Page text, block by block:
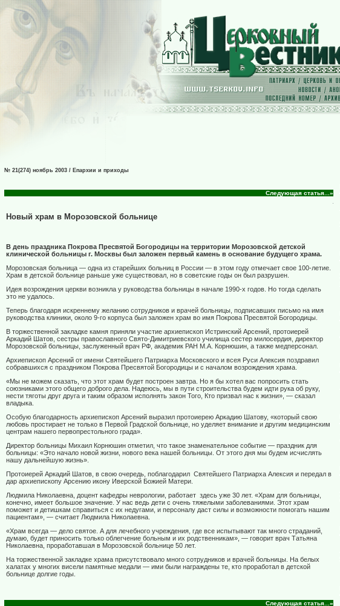
№ 21(274) ноябрь 2003 / Епархии и приходы
Следующая статья...»
Новый храм в Морозовской больнице
В день праздника Покрова Пресвятой Богородицы на территории Морозовской детской
клинической больницы г. Москвы был заложен первый камень в основание будущего храма.
Морозовская больница — одна из старейших больниц в России — в этом году отмечает свое 100-летие.
Храм в детской больнице раньше уже существовал, но в советские годы он был разрушен.
Идея возрождения церкви возникла у руководства больницы в начале 1990-х годов. Но тогда сделать
это не удалось.
Теперь благодаря искреннему желанию сотрудников и врачей больницы, подписавших письмо на имя
руководства клиники, около 9-го корпуса был заложен храм во имя Покрова Пресвятой Богородицы.
В торжественной закладке камня приняли участие архиепископ Истринский Арсений, протоиерей
Аркадий Шатов, сестры православного Свято-Димитриевского училища сестер милосердия, директор
Морозовской больницы, заслуженный врач РФ, академик РАН М.А. Корнюшин, а также медперсонал.
Архиепископ Арсений от имени Святейшего Патриарха Московского и всея Руси Алексия поздравил
собравшихся с праздником Покрова Пресвятой Богородицы и с началом возрождения храма.
«Мы не можем сказать, что этот храм будет построен завтра. Но я бы хотел вас попросить стать
союзниками этого общего доброго дела. Надеюсь, мы в пути строительства будем идти рука об руку,
нести тяготы друг друга и таким образом исполнять закон Того, Кто призвал нас к жизни», — сказал
владыка.
Особую благодарность архиепископ Арсений выразил протоиерею Аркадию Шатову, «который свою
любовь простирает не только в Первой Градской больнице, но уделяет внимание и другим медицинским
центрам нашего первопрестольного града».
Директор больницы Михаил Корнюшин отметил, что такое знаменательное событие — праздник для
больницы: «Это начало новой жизни, нового века нашей больницы. От этого дня мы будем исчислять
нашу дальнейшую жизнь».
Протоиерей Аркадий Шатов, в свою очередь, поблагодарил Святейшего Патриарха Алексия и передал в
дар архиепископу Арсению икону Иверской Божией Матери.
Людмила Николаевна, доцент кафедры неврологии, работает здесь уже 30 лет. «Храм для больницы,
конечно, имеет большое значение. У нас ведь дети с очень тяжелыми заболеваниями. Этот храм
поможет и детишкам справиться с их недугами, и персоналу даст силы и возможности помогать нашим
пациентам», — считает Людмила Николаевна.
«Храм всегда — дело святое. А для лечебного учреждения, где все испытывают так много страданий,
думаю, будет приносить только облегчение больным и их родственникам», — говорит врач Татьяна
Николаевна, проработавшая в Морозовской больнице 50 лет.
На торжественной закладке храма присутствовало много сотрудников и врачей больницы. На белых
халатах у многих висели памятные медали — ими были награждены те, кто проработал в детской
больнице долгие годы.
Следующая статья...»